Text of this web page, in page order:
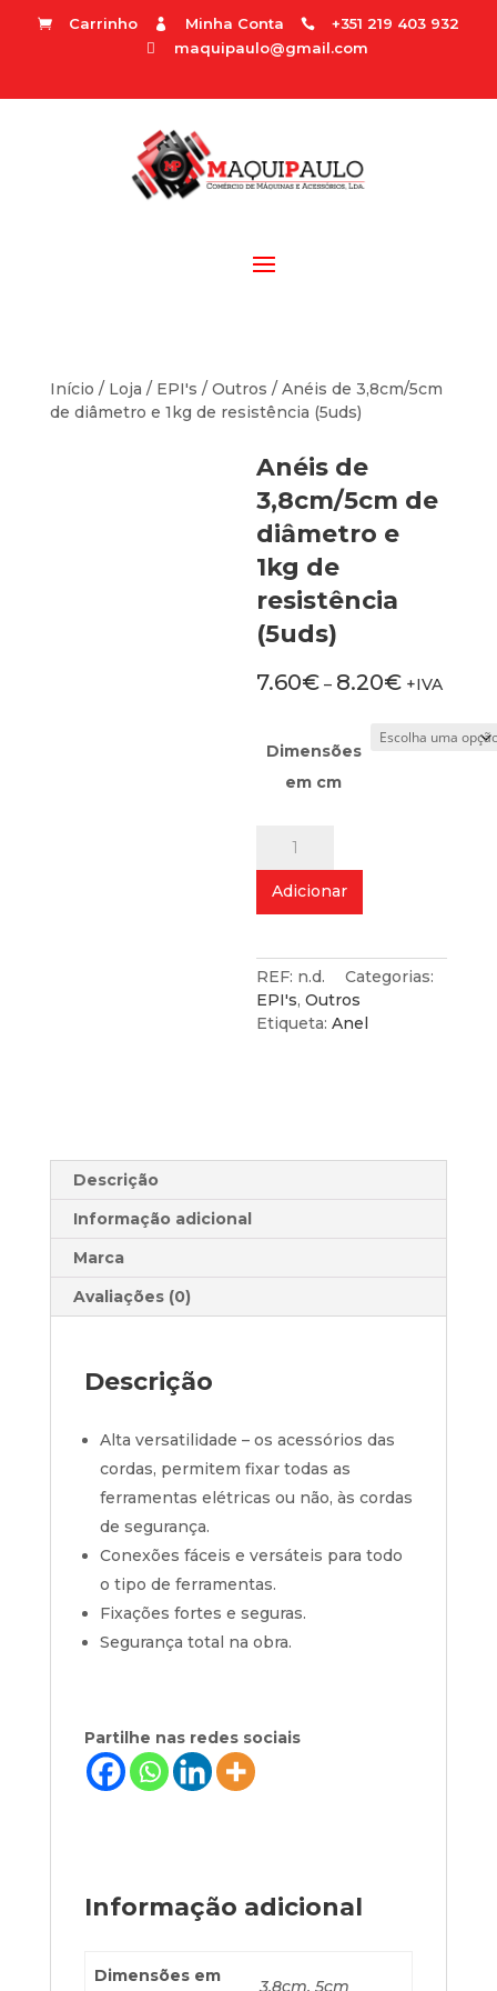
 Carrinho  Minha Conta  +351 219 403 932
 maquipaulo@gmail.com
Início / Loja / EPI's / Outros / Anéis de 3,8cm/5cm
de diâmetro e 1kg de resistência (5uds)
Anéis de
3,8cm/5cm de
diâmetro e
1kg de
resistência
(5uds)
7.60€ – 8.20€ +IVA
Dimensões
em cm
Anéis
diâmetro
e
1kg
Adicionar
REF: n.d.
Categorias:
EPI's,Outros
Etiqueta:Anel
Descrição
Informação adicional
Marca
Avaliações (0)
Descrição
Alta versatilidade – os acessórios das
cordas, permitem fixar todas as
ferramentas elétricas ou não, às cordas
de segurança.
Conexões fáceis e versáteis para todo
o tipo de ferramentas.
Fixações fortes e seguras.
Segurança total na obra.
Partilhe nas redes sociais
Informação adicional
Dimensões em
3,8cm, 5cm